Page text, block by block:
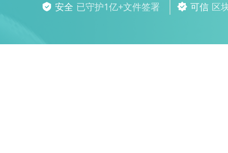
安全 已守护1亿+文件签署 可信 区